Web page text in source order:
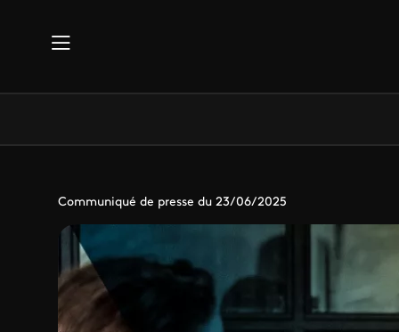
Communiqué de presse du 23/06/2025